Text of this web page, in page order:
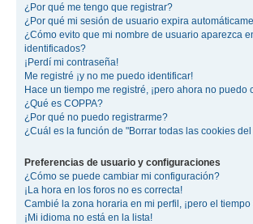
¿Por qué me tengo que registrar?
¿Por qué mi sesión de usuario expira
¿Cómo evito que mi nombre de usuario aparezca
identificados?
¡Perdí mi contraseña!
Me registré ¡y no me puedo identificar!
Hace un tiempo me registré, ¡pero ahora no puedo
¿Qué es COPPA?
¿Por qué no puedo registrarme?
¿Cuál es la función de "Borrar todas las cookies
Preferencias de usuario y configuraciones
¿Cómo se puede cambiar mi configuración?
¡La hora en los foros no es correcta!
Cambié la zona horaria en mi perfil, ¡pero el
¡Mi idioma no está en la lista!